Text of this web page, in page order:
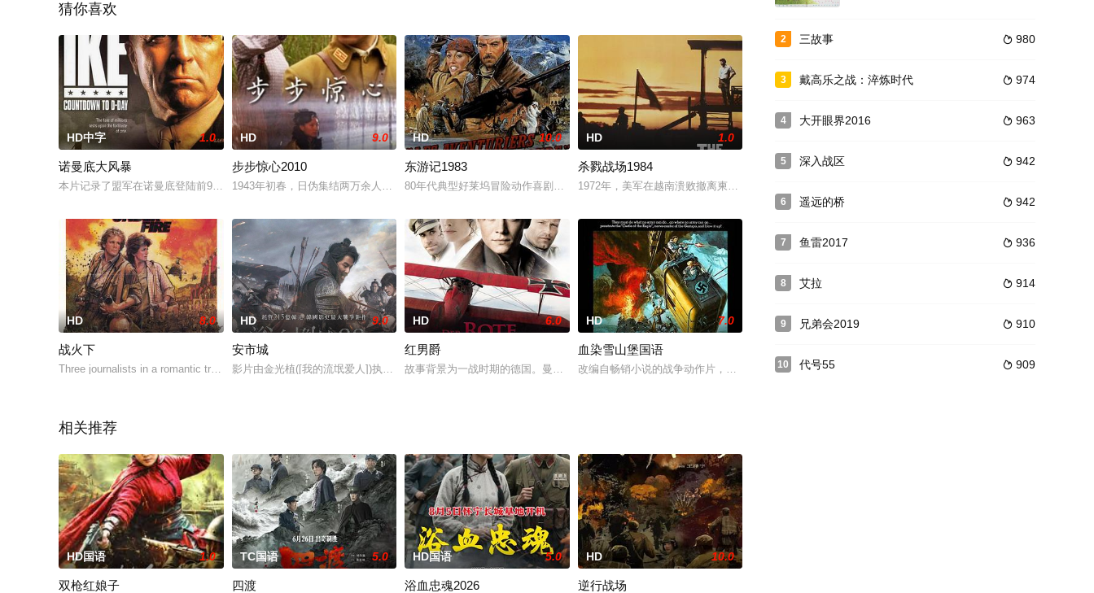
猜你喜欢
HD中字 1.0
诺曼底大风暴
本片记录了盟军在诺曼底登陆前90天紧张的作战准备，同时描绘了点射的最高指挥官-欧洲盟军最高司令艾森豪威尔面对众多分歧、困
HD 9.0
步步惊心2010
1943年初春，日伪集结两万余人，对兴化抗日民主根据地进行了春季大“扫荡”，妄图消灭新四军在兴化的主力部队。为了粉碎日伪
HD 10.0
东游记1983
80年代典型好莱坞冒险动作喜剧影片。女角Bess Armstrong从伦敦出发，要到中国找寻其父，雇用了Tom Sell
HD 1.0
杀戮战场1984
1972年，美军在越南溃败撤离柬埔寨之后，纽约时报驻柬埔寨的战地记者辛尼（萨姆·沃特森 Sam Waterston
HD 8.0
战火下
Three journalists in a romantic triangle are involved in pol
HD 9.0
安市城
影片由金光植([我的流氓爱人])执导，故事讲述唐朝50万大军攻打安市城，城主杨万春(赵寅成饰)遂带领高句丽将士与唐朝大军
HD 6.0
红男爵
故事背景为一战时期的德国。曼弗雷德·冯·里希特霍芬是一名德国飞行员，他有着击落80架敌机的傲人战绩，被称为王牌中的王牌，
HD 7.0
血染雪山堡国语
改编自畅销小说的战争动作片，由理查德．伯顿与克林特．伊斯特伍德主演。故事发生在二次世界大战时期，
相关推荐
HD国语 1.0
双枪红娘子
TC国语 5.0
四渡
HD国语 5.0
浴血忠魂2026
HD 10.0
逆行战场
2  980
三故事
3  974
戴高乐之战：淬炼时代
4  963
大开眼界2016
5  942
深入战区
6  942
遥远的桥
7  936
鱼雷2017
8  914
艾拉
9  910
兄弟会2019
10  909
代号55